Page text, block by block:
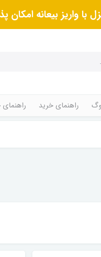
با واریز بیعانه امکان
راهنمای خرید راهنمای